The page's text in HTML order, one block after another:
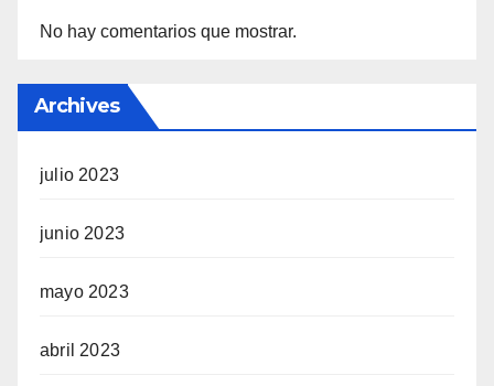
No hay comentarios que mostrar.
Archives
julio 2023
junio 2023
mayo 2023
abril 2023